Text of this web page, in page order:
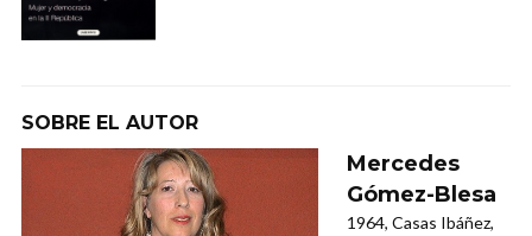
SOBRE EL AUTOR
Mercedes
Gómez-Blesa
1964, Casas Ibáñez,